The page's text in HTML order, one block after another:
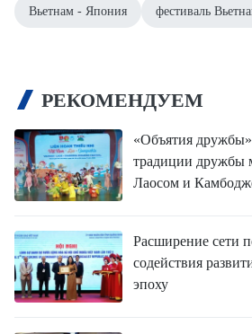
Вьетнам - Япония фестиваль
РЕКОМЕНДУЕМ
«Объятия
традиции дружбы
Лаосом и
Расширение сети
содействия
эпоху